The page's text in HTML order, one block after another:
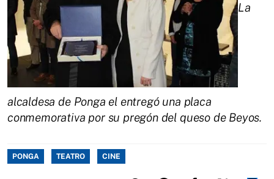
La
alcaldesa de Ponga el entregó una placa
conmemorativa por su pregón del queso de Beyos.
PONGA TEATRO CINE